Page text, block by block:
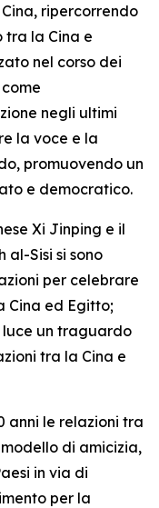
ripercorrendo
tra la Cina e
nel corso dei
negli ultimi
la voce e la
promuovendo un
e democratico.
Xi Jinping e il
Sisi si sono
per celebrare
Cina ed Egitto;
luce un traguardo
tra la Cina e
anni le relazioni tra
di amicizia,
in via di
per la